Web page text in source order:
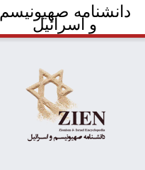
دانشنامه صهیونیسم
و اسرائیل